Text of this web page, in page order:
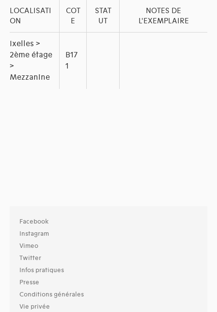
LOCALISATI
ON
COT
E
STAT
UT
NOTES DE
L'EXEMPLAIRE
Ixelles >
2ème étage
>
Mezzanine
B17
1
Facebook
Instagram
Vimeo
Twitter
Infos pratiques
Presse
Conditions générales
Vie privée